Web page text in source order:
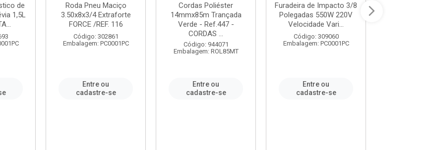
de
1,5L
Roda Pneu Maciço
3.50x8x3/4 Extraforte
FORCE /REF. 116
Código: 302861
Embalagem: PC0001PC
Entre ou
cadastre-se
Cordas Poliéster
14mmx85m Trançada
Verde - Ref.447 -
CORDAS ...
Código: 944071
Embalagem: ROL85MT
Entre ou
cadastre-se
Furadeira de Impacto 3/8
Polegadas 550W 220V
Velocidade Vari...
Código: 309060
Embalagem: PC0001PC
Entre ou
cadastre-se